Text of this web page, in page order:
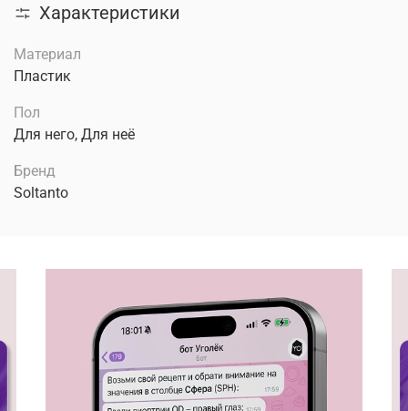
Характеристики
Материал
Пластик
Пол
Для него, Для неё
Бренд
Soltanto